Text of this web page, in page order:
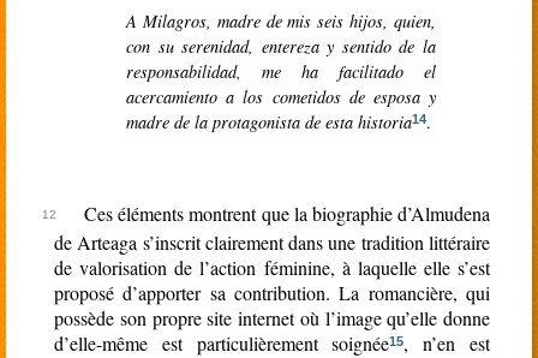
A Milagros, madre de mis seis hijos, quien,
con su serenidad, entereza y sentido de la
responsabilidad, me ha facilitado el
acercamiento a los cometidos de esposa y
madre de la protagonista de esta historia14.
Ces éléments montrent que la biographie d’Almudena
de Arteaga s’inscrit clairement dans une tradition littéraire
de valorisation de l’action féminine, à laquelle elle s’est
proposé d’apporter sa contribution. La romancière, qui
possède son propre site internet où l’image qu’elle donne
d’elle-même est particulièrement soignée15, n’en est